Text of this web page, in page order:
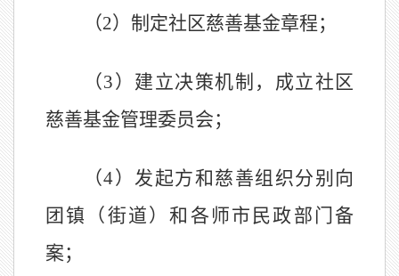
（2）制定社区慈善基金章程；
（3 ）建立决策机制，成立社区
慈善基金管理委员会；
（4）发起方和慈善组织分别向
团 镇 （ 街道）和各师市民政部门备
案；